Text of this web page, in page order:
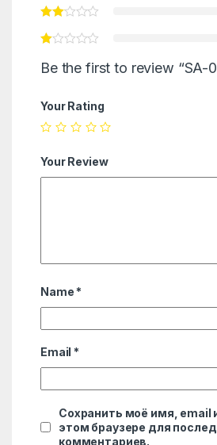
Be the first to review “SA-
Your Rating
Your Review
Name *
Email *
Сохранить моё имя, email
этом браузере для
комментариев.